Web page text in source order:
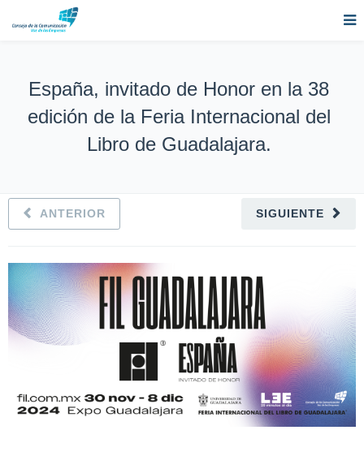
España, invitado de Honor en la 38
edición de la Feria Internacional del
Libro de Guadalajara.
SIGUIENTE
ANTERIOR